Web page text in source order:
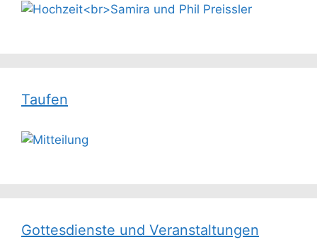
Taufen
Gottesdienste und Veranstaltungen